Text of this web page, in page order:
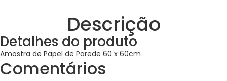
Descrição
Detalhes do produto
Amostra de Papel de Parede 60 x 60cm
Comentários